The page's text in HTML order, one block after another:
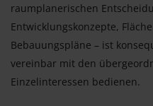
raumplanerischen
Entwicklungskonzepte,
Bebauungspläne – ist
vereinbar mit den
Einzelinteressen bedienen.